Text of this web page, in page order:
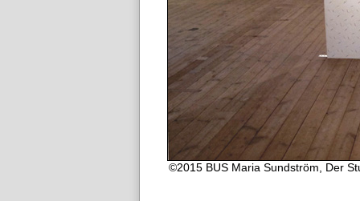
©2015 BUS Maria Sundström, Der